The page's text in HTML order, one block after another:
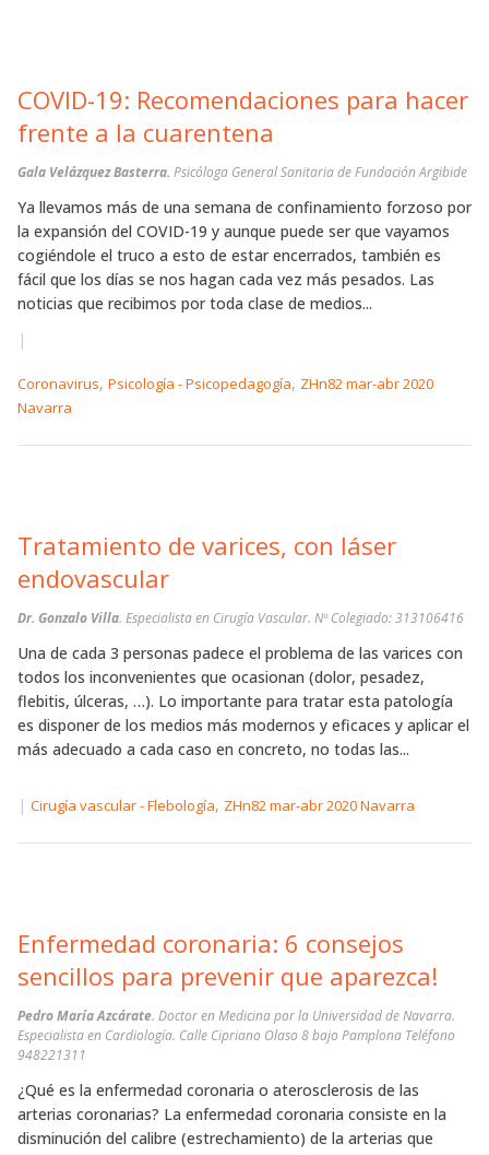
COVID-19: Recomendaciones para hacer
frente a la cuarentena
Gala Velázquez Basterra. Psicóloga General Sanitaria de Fundación Argibide
Ya llevamos más de una semana de confinamiento forzoso por
la expansión del COVID-19 y aunque puede ser que vayamos
cogiéndole el truco a esto de estar encerrados, también es
fácil que los días se nos hagan cada vez más pesados. Las
noticias que recibimos por toda clase de medios...
|
Coronavirus, Psicología - Psicopedagogía, ZHn82 mar-abr 2020
Navarra
Tratamiento de varices, con láser
endovascular
Dr. Gonzalo Villa . Especialista en Cirugía Vascular. Nº Colegiado: 313106416
Una de cada 3 personas padece el problema de las varices con
todos los inconvenientes que ocasionan (dolor, pesadez,
flebitis, úlceras, …). Lo importante para tratar esta patología
es disponer de los medios más modernos y eficaces y aplicar el
más adecuado a cada caso en concreto, no todas las...
| Cirugía vascular - Flebología, ZHn82 mar-abr 2020 Navarra
Enfermedad coronaria: 6 consejos
sencillos para prevenir que aparezca!
Pedro María Azcárate. Doctor en Medicina por la Universidad de Navarra.
Especialista en Cardiología. Calle Cipriano Olaso 8 bajo Pamplona Teléfono
948221311
¿Qué es la enfermedad coronaria o aterosclerosis de las
arterias coronarias? La enfermedad coronaria consiste en la
disminución del calibre (estrechamiento) de la arterias que